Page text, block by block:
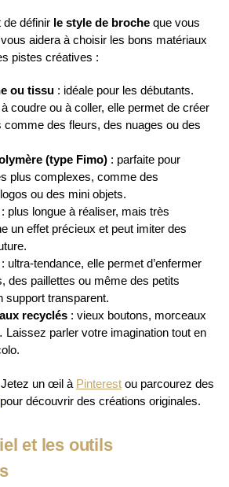
de définir le style de broche que vous
aidera à choisir les bons matériaux
pistes créatives :
ou tissu : idéale pour les débutants.
coudre ou à coller, elle permet de créer
des fleurs, des nuages ou des
(type Fimo) : parfaite pour
plus complexes, comme des
ou des mini objets.
: plus longue à réaliser, mais très
un effet précieux et peut imiter des
: ultra-tendance, elle permet d’enfermer
des paillettes ou même des petits
support transparent.
recyclés : vieux boutons, morceaux
parler votre imagination tout en
Jetez un œil à Pinterest ou parcourez des
pour découvrir des créations originales.
et les outils